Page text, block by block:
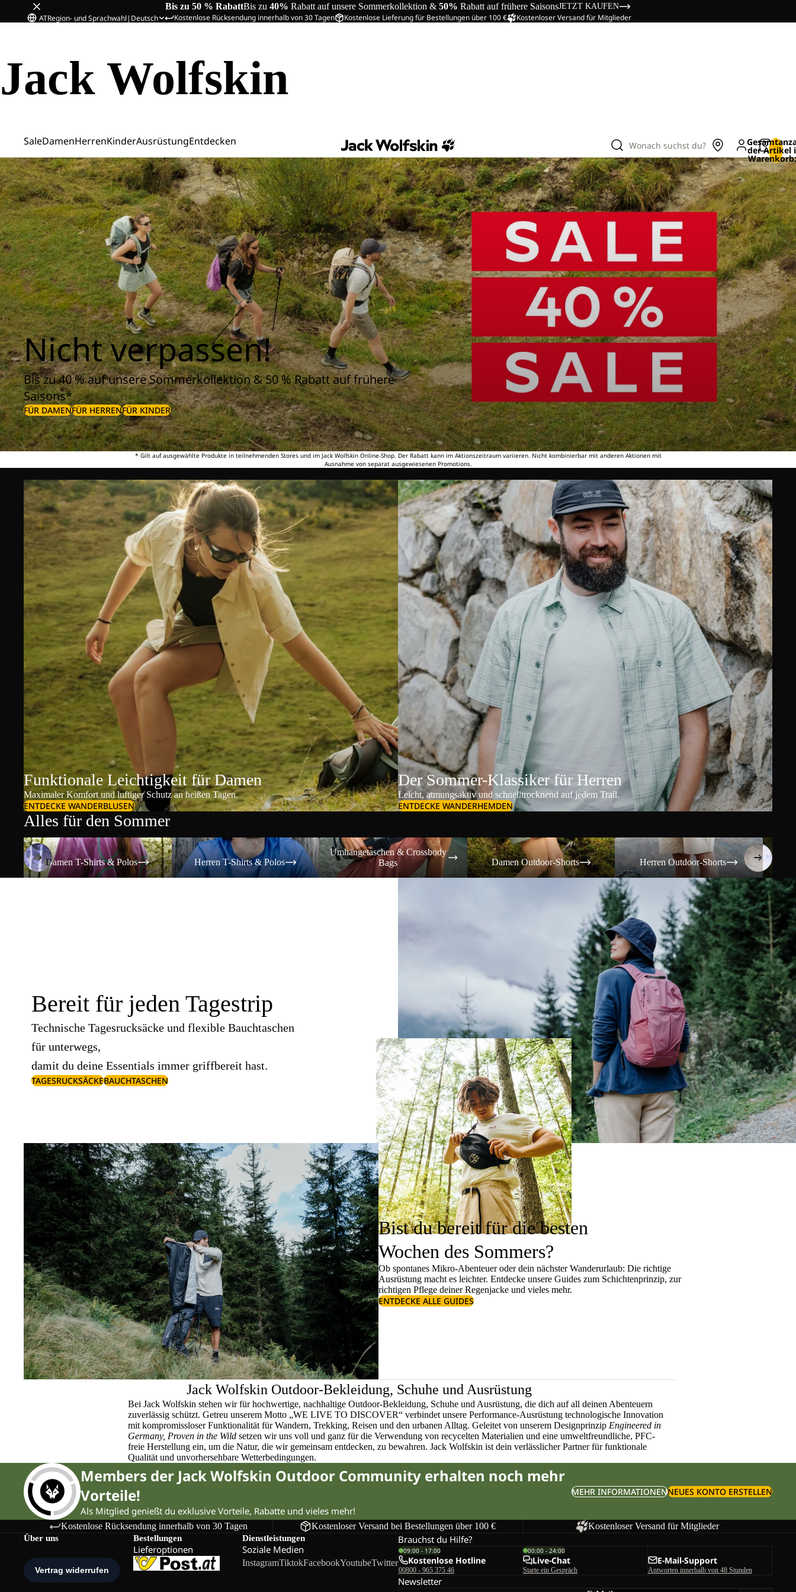
Bis zu 50 % RabattBis zu 40% Rabatt auf unsere Sommerkollektion & 50% Rabatt auf frühere SaisonsJETZT KAUFEN
Kostenlose Rücksendung innerhalb von 30 Tagen Kostenlose Lieferung für Bestellungen über 100 € Kostenloser Versand für Mitglieder
ATRegion- und Sprachwahl| Deutsch
Jack Wolfskin
SaleDamenHerrenKinderAusrüstungEntdecken Wonach suchst du? der Artikel
Nicht verpassen!
Bis zu 40 % auf unsere Sommerkollektion & 50 % Rabatt auf frühere
Saisons*
FÜR DAMENFÜR HERRENFÜR KINDER
* Gilt auf ausgewählte Produkte in teilnehmenden Stores und im Jack Wolfskin Online-Shop. Der Rabatt kann im Aktionszeitraum variieren. Nicht kombinierbar mit anderen Aktionen mit
Ausnahme von separat ausgewiesenen Promotions.
Funktionale Leichtigkeit für Damen
Maximaler Komfort und luftiger Schutz an heißen Tagen.
ENTDECKE WANDERBLUSEN
Der Sommer-Klassiker für Herren
Leicht, atmungsaktiv und schnelltrocknend auf jedem Trail.
ENTDECKE WANDERHEMDEN
Alles für den Sommer
Damen T-Shirts & Polos
Damen T-Shirts & Polos
Herren T-Shirts & Polos
Herren T-Shirts & Polos
Umhängetaschen & Crossbody Bags
Umhängetaschen & Crossbody
Bags
Damen Outdoor-Shorts
Damen Outdoor-Shorts
Herren Outdoor-Shorts
Herren Outdoor-Shorts
Damen
Bereit für jeden Tagestrip
Technische Tagesrucksäcke und flexible Bauchtaschen
für unterwegs,
damit du deine Essentials immer griffbereit hast.
TAGESRUCKSÄCKEBAUCHTASCHEN
Bist du bereit für die besten
Wochen des Sommers?
Ob spontanes Mikro-Abenteuer oder dein nächster Wanderurlaub: Die richtige
Ausrüstung macht es leichter. Entdecke unsere Guides zum Schichtenprinzip, zur
richtigen Pflege deiner Regenjackeund vieles mehr.
ENTDECKE ALLE GUIDES
Jack Wolfskin Outdoor-Bekleidung, Schuhe und Ausrüstung
Bei Jack Wolfskin stehen wir für hochwertige, nachhaltige Outdoor-Bekleidung, Schuhe und Ausrüstung, die dich auf all deinen Abenteuern
zuverlässig schützt. Getreu unserem Motto „WE LIVE TO DISCOVER“ verbindet unsere Performance-Ausrüstung technologische Innovation
mit kompromissloser Funktionalität für Wandern, Trekking, Reisen und den urbanen Alltag. Geleitet von unserem Designprinzip Engineered in
Germany, Proven in the Wild setzen wir uns voll und ganz für die Verwendung von recycelten Materialien und eine umweltfreundliche, PFC-
freie Herstellung ein, um die Natur, die wir gemeinsam entdecken, zu bewahren. Jack Wolfskin ist dein verlässlicher Partner für funktionale
Qualität und unvorhersehbare Wetterbedingungen.
Members der Jack Wolfskin Outdoor Community erhalten noch mehr
Vorteile!
Als Mitglied genießt du exklusive Vorteile, Rabatte und vieles mehr!
MEHR INFORMATIONENNEUES KONTO ERSTELLEN
Kostenlose Rücksendung innerhalb von 30 Tagen Kostenloser Versand bei Bestellungen über 100 € Kostenloser Versand für Mitglieder
Über uns Bestellungen
Lieferoptionen
Dienstleistungen
Soziale Medien
InstagramTiktokFacebookYoutubeTwitter
Brauchst du Hilfe?
09:00 - 17:00
Kostenlose Hotline
00800 - 965 375 46
00:00 - 24:00
Live-Chat
Starte ein Gespräch
E-Mail-Support
Antworten innerhalb von 48 Stunden
Newsletter